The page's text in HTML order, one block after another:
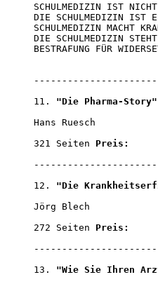
SCHULMEDIZIN IST
DIE SCHULMEDIZIN IST
SCHULMEDIZIN MACHT
DIE SCHULMEDIZIN
BESTRAFUNG FÜR
11. "Die Pharma-Story"
Hans Ruesch
321 Seiten Preis:
12. "Die
Jörg Blech
272 Seiten Preis:
13. "Wie Sie Ihren